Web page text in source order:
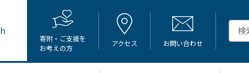
寄附・ご支援を
お考えの方
アクセス お問い合わせ